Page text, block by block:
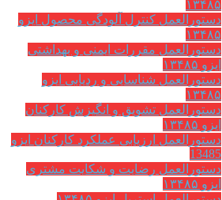
۱۳۴۸۵
دستورالعمل کنترل آلودگی محصول ایزو
۱۳۴۸۵
دستورالعمل مقررات ایمنی و بهداشتی
ایزو ۱۳۴۸۵
دستورالعمل شناسایی و ردیابی ایزو
۱۳۴۸۵
دستورالعمل تشویق و انگیزش کارکنان
ایزو ۱۳۴۸۵
دستورالعمل ارزیابی عملکرد کارکنان ایزو
13485
دستورالعمل رضایت و شکایت مشتری
ایزو ۱۳۴۸۵